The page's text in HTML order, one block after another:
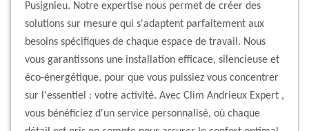
Pusignieu. Notre expertise nous permet de créer des
solutions sur mesure qui s'adaptent parfaitement aux
besoins spécifiques de chaque espace de travail. Nous
vous garantissons une installation efficace, silencieuse et
éco-énergétique, pour que vous puissiez vous concentrer
sur l'essentiel : votre activité. Avec Clim Andrieux Expert ,
vous bénéficiez d'un service personnalisé, où chaque